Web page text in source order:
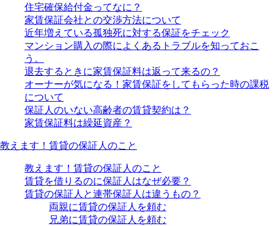
住宅確保給付金ってなに？
家賃保証会社との交渉方法について
近年増えている孤独死に対する保証をチェック
マンション購入の際によくあるトラブルを知っておこ
う。
退去するときに家賃保証料は返って来るの？
オーナーが気になる！家賃保証をしてもらった時の課税
について
保証人のいない高齢者の賃貸契約は？
家賃保証料は繰延資産？
教えます！賃貸の保証人のこと
教えます！賃貸の保証人のこと
賃貸を借りるのに保証人はなぜ必要？
賃貸の保証人と連帯保証人は違うもの？
両親に賃貸の保証人を頼む
兄弟に賃貸の保証人を頼む